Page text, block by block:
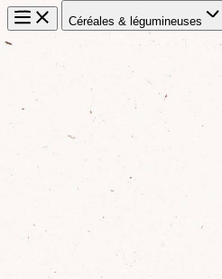
Céréales & légumineuses